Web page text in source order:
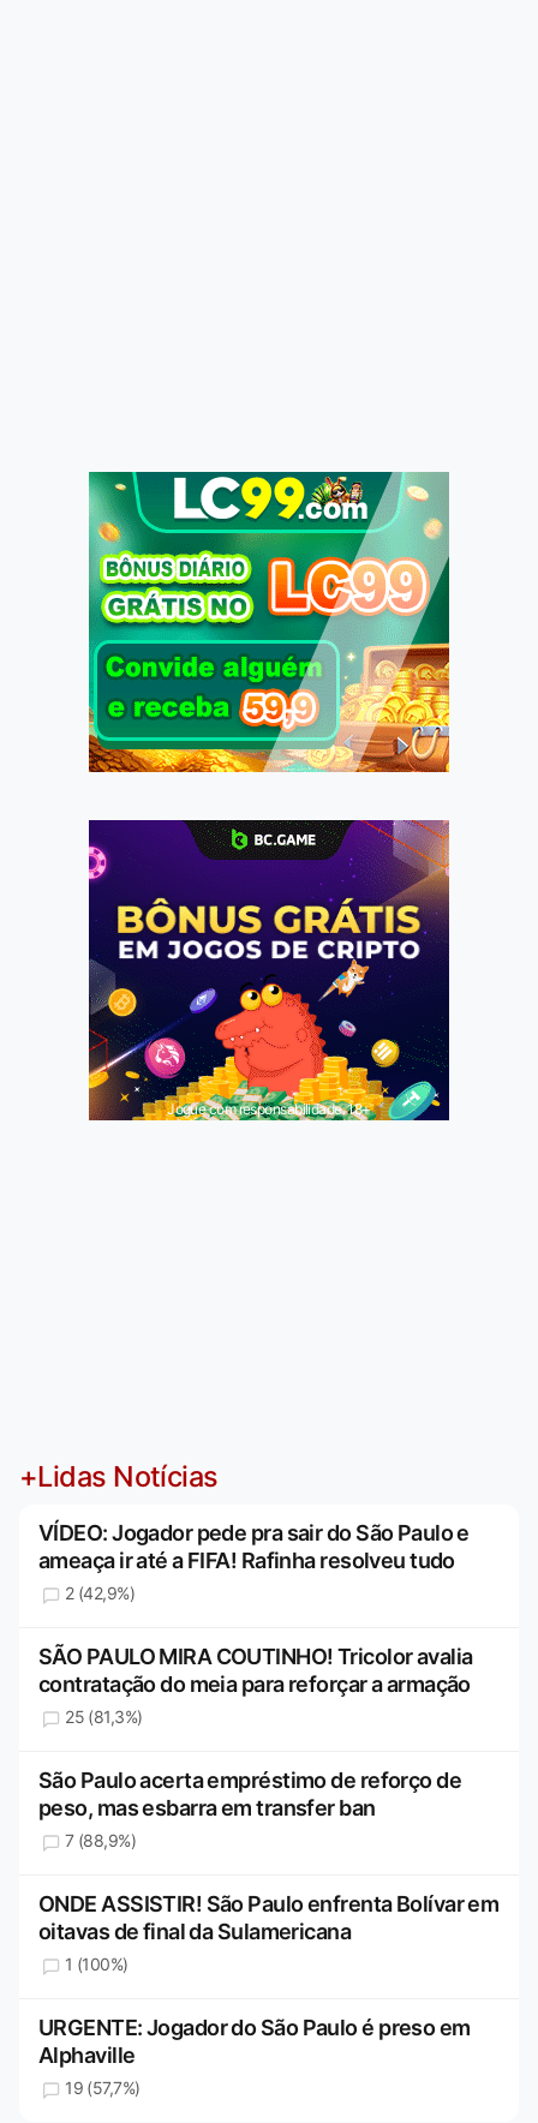
Jogue com responsabilidade. 18+
+Lidas Notícias
VÍDEO: Jogador pede pra sair do São Paulo e
ameaça ir até a FIFA! Rafinha resolveu tudo
2 (42,9%)
SÃO PAULO MIRA COUTINHO! Tricolor avalia
contratação do meia para reforçar a armação
25 (81,3%)
São Paulo acerta empréstimo de reforço de
peso, mas esbarra em transfer ban
7 (88,9%)
ONDE ASSISTIR! São Paulo enfrenta Bolívar em
oitavas de final da Sulamericana
1 (100%)
URGENTE: Jogador do São Paulo é preso em
Alphaville
19 (57,7%)